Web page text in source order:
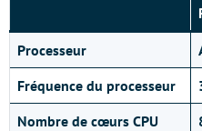
Processeur
Fréquence du processeur
Nombre de cœurs CPU